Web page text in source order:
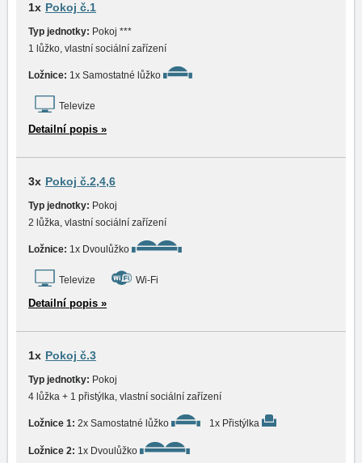
1x Pokoj č.1
Typ jednotky: Pokoj ***
1 lůžko, vlastní sociální zařízení
Ložnice: 1x Samostatné lůžko
Televize
Detailní popis »
3x Pokoj č.2,4,6
Typ jednotky: Pokoj
2 lůžka, vlastní sociální zařízení
Ložnice: 1x Dvoulůžko
Televize Wi-Fi
Detailní popis »
1x Pokoj č.3
Typ jednotky: Pokoj
4 lůžka + 1 přistýlka, vlastní sociální zařízení
Ložnice 1: 2x Samostatné lůžko 1x Přistýlka
Ložnice 2: 1x Dvoulůžko